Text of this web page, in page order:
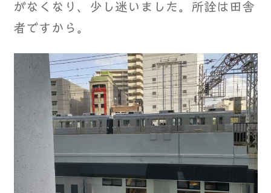
がなくなり、少し迷いました。所詮は田舎
者ですから。